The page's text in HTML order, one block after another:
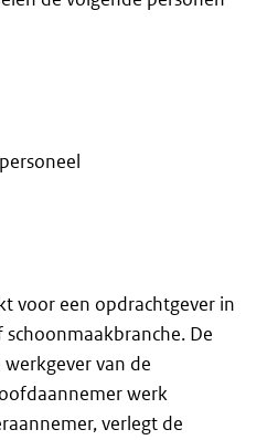
voor een opdrachtgever in
De
van de
werk
verlegt de